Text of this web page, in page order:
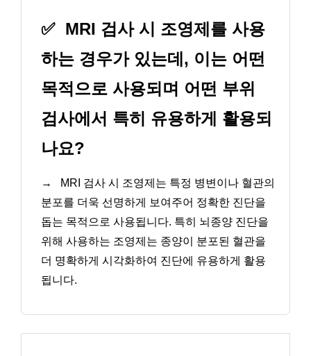
✅ MRI 검사 시 조영제를 사용
하는 경우가 있는데, 이는 어떤
목적으로 사용되며 어떤 부위
검사에서 특히 유용하게 활용되
나요?
→
MRI 검사 시 조영제는 특정 병변이나 혈관의
분포를 더욱 선명하게 보여주어 정확한 진단을
돕는 목적으로 사용됩니다. 특히 뇌종양 진단을
위해 사용하는 조영제는 종양이 분포된 혈관을
더 명확하게 시각화하여 진단에 유용하게 활용
됩니다.